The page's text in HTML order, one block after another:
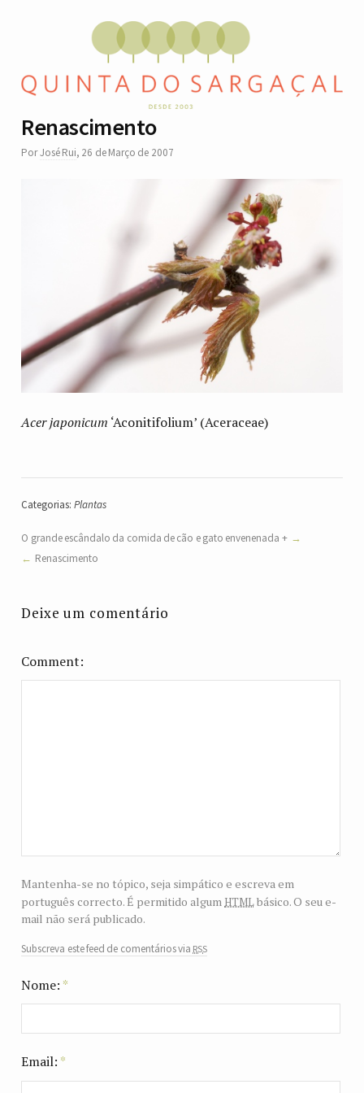
Renascimento
PorJosé Rui, 26 de Março de 2007
Acer japonicum ‘Aconitifolium’ (Aceraceae)
Categorias: Plantas
O grande escândalo da comida de cão e gato envenenada +
Renascimento
Deixe um comentário
Comment
Mantenha-se no tópico, seja simpático e escreva em
português correcto. É permitido algum htmlbásico. O seu e-
mail não será publicado.
Subscreva este feed de comentários via rss
Nome: *
Email: *